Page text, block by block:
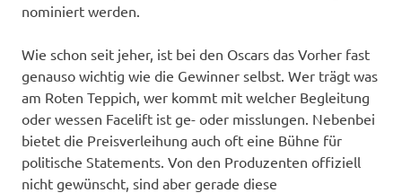
nominiert werden.
Wie schon seit jeher, ist bei den Oscars das Vorher fast
genauso wichtig wie die Gewinner selbst. Wer trägt was
am Roten Teppich, wer kommt mit welcher Begleitung
oder wessen Facelift ist ge- oder misslungen. Nebenbei
bietet die Preisverleihung auch oft eine Bühne für
politische Statements. Von den Produzenten offiziell
nicht gewünscht, sind aber gerade diese